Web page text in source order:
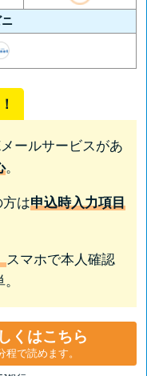
ールサービスがあ
。
は申込時入力項目
スマホで本人確認
くはこちら
程で読めます。